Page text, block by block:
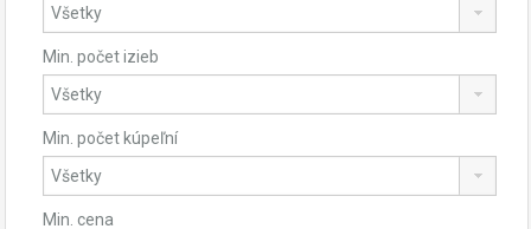
Min. počet izieb
Min. počet kúpeľní
Min. cena